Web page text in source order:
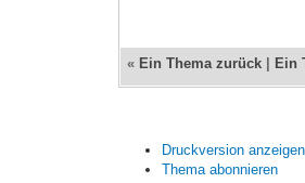
« Ein Thema zurück Ein
Druckversion anzeigen
Thema abonnieren